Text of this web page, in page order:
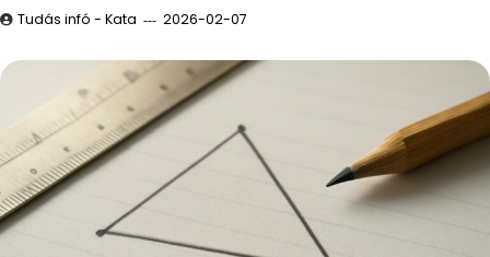
Tudás infó - Kata 2026-02-07